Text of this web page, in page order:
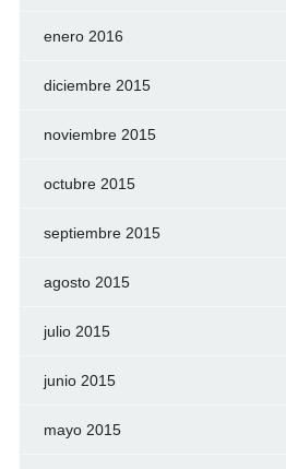
enero 2016
diciembre 2015
noviembre 2015
octubre 2015
septiembre 2015
agosto 2015
julio 2015
junio 2015
mayo 2015